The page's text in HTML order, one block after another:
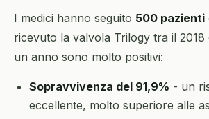
I medici hanno seguito 500 pazienti
ricevuto la valvola Trilogy tra il 2018
un anno sono molto positivi:
Sopravvivenza del 91,9% - un
eccellente, molto superiore alle